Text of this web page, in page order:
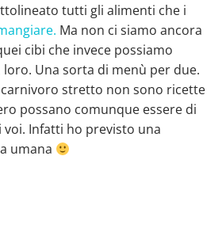
tutti gli alimenti che i
Ma non ci siamo ancora
cibi che invece possiamo
Una sorta di menù per due.
stretto non sono ricette
possano comunque essere di
Infatti ho previsto una
umana